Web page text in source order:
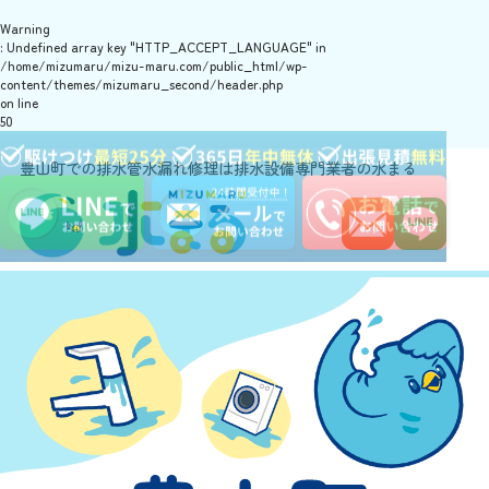
Warning
: Undefined array key "HTTP_ACCEPT_LANGUAGE" in
/home/mizumaru/mizu-maru.com/public_html/wp-
content/themes/mizumaru_second/header.php
on line
50
豊山町での排水管水漏れ修理は排水設備専門業者の水まる